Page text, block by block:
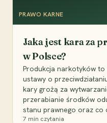
PRAWO KARNE
Jaka jest kara za
w Polsce?
Produkcja narkotyków
ustawy o
kary grożą za
przerabianie środków
stanu prawnego oraz co
7 min czytania